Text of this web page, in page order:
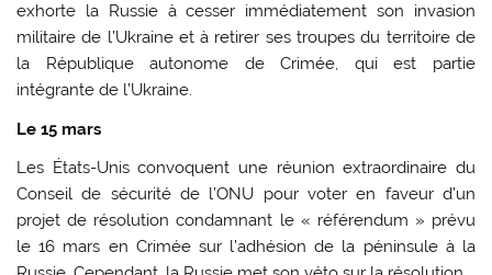
exhorte la Russie à cesser immédiatement son invasion
militaire de l’Ukraine et à retirer ses troupes du territoire de
la République autonome de Crimée, qui est partie
intégrante de l’Ukraine.
Le 15 mars
Les États-Unis convoquent une réunion extraordinaire du
Conseil de sécurité de l’ONU pour voter en faveur d’un
projet de résolution condamnant le « référendum » prévu
le 16 mars en Crimée sur l’adhésion de la péninsule à la